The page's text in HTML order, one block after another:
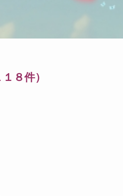
８件）